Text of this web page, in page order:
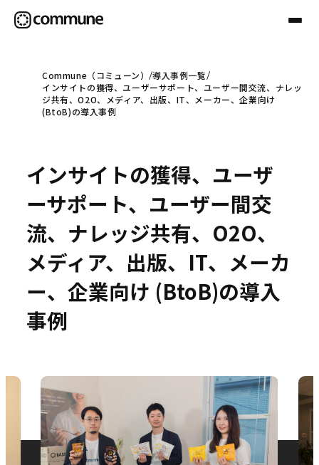
Communeについて
事例
セミナー
お役立ち情報
Commune（コミューン）
導入事例一覧
インサイトの獲得、ユーザーサポート、ユーザー間交流、ナレッ
ジ共有、O2O、メディア、出版、IT、メーカー、企業向け
(BtoB)の導入事例
インサイトの獲得、ユーザ
ーサポート、ユーザー間交
流、ナレッジ共有、O2O、
メディア、出版、IT、メーカ
ー、企業向け (BtoB)の導入
事例